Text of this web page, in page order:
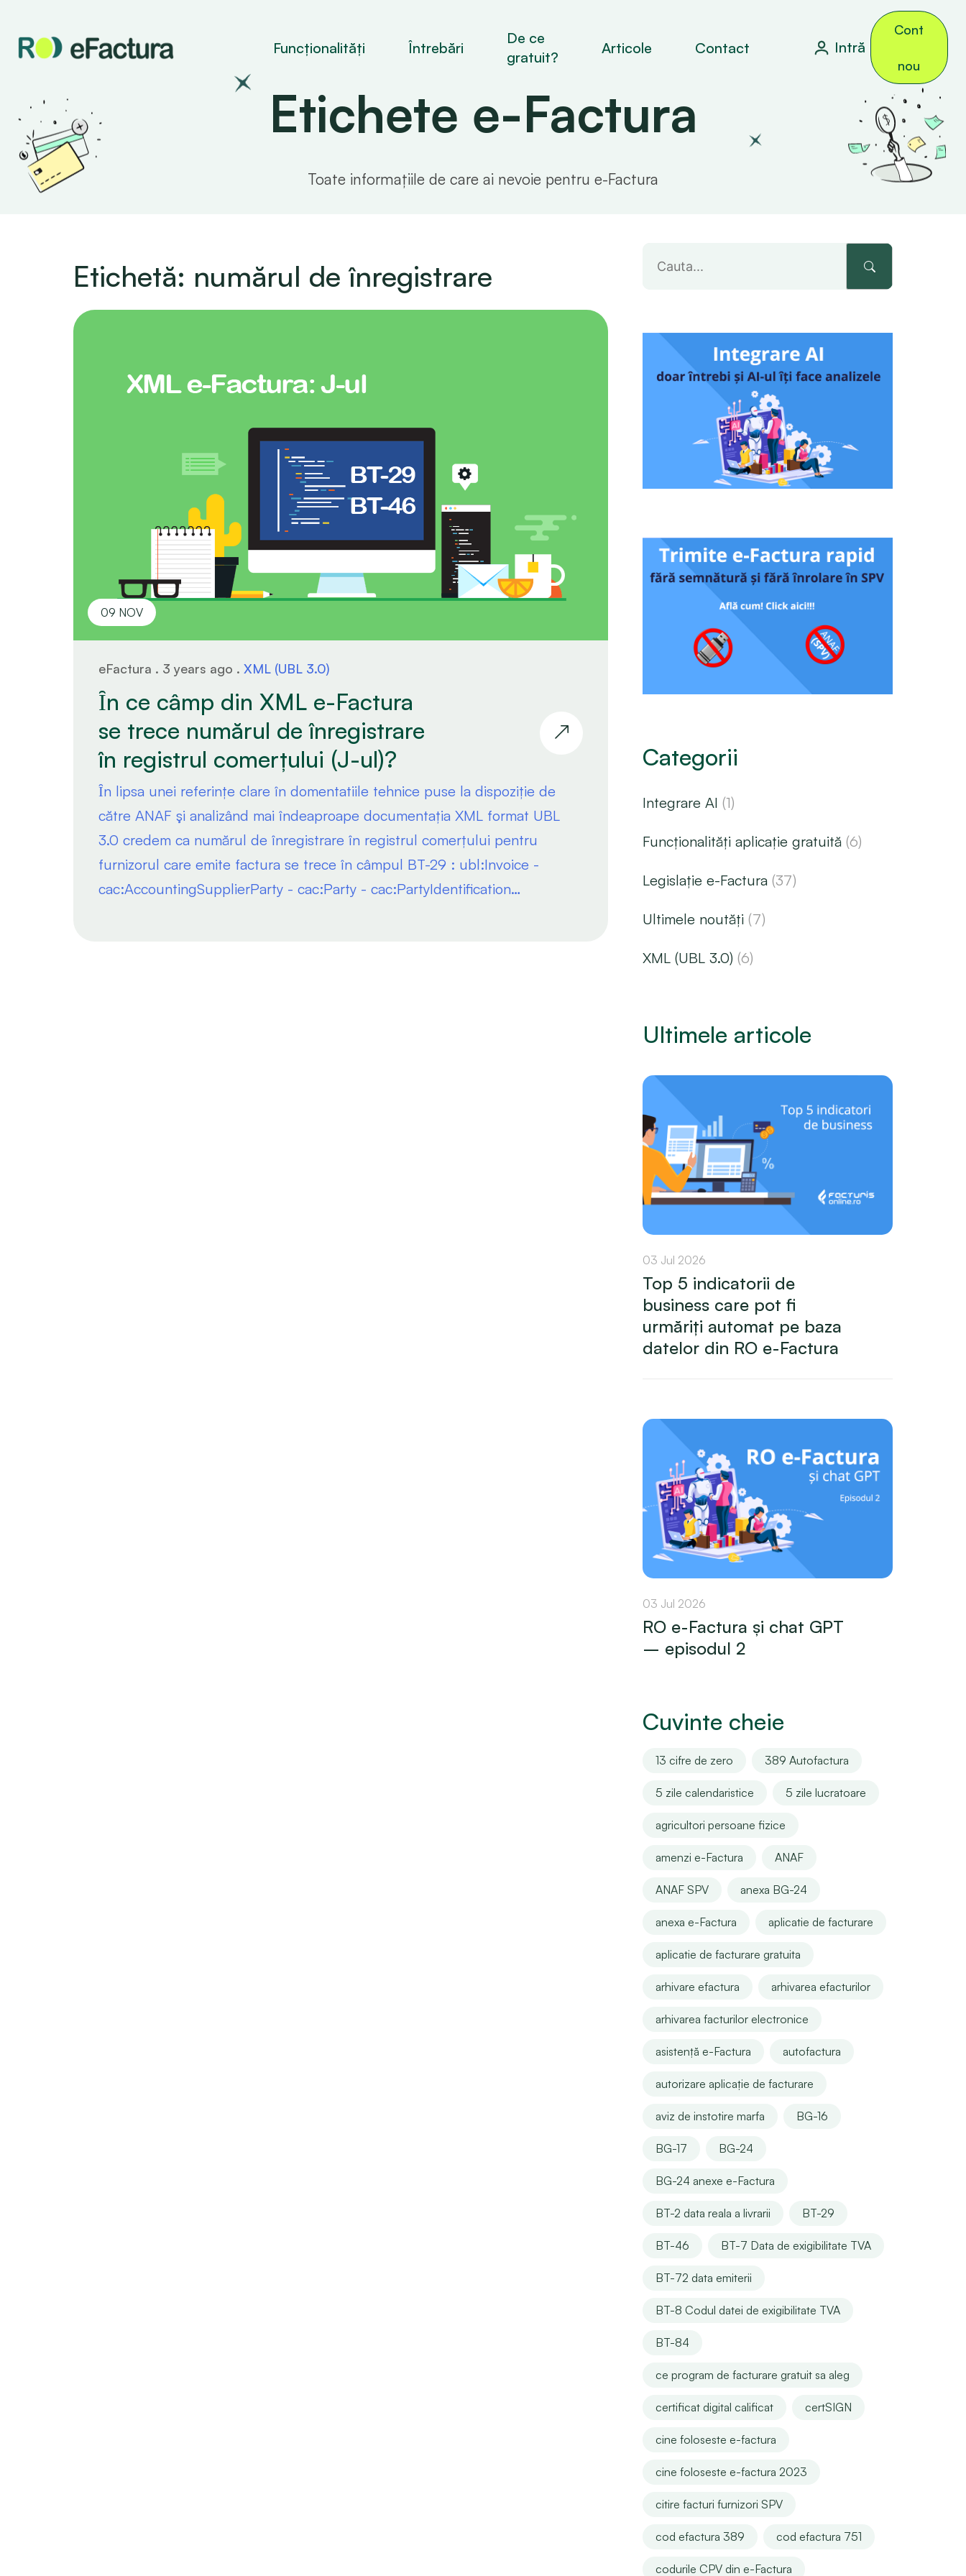
Intră
Cont
nou
Funcționalități Întrebări
De ce
gratuit?
Articole Contact
Etichete e-Factura
Toate informațiile de care ai nevoie pentru e-Factura
Etichetă: numărul de înregistrare
09 NOV
eFactura . 3 years ago . XML (UBL 3.0)
Ȋn ce câmp din XML e-Factura
se trece numărul de înregistrare
în registrul comerțului (J-ul)?
Ȋn lipsa unei referințe clare în domentatiile tehnice puse la dispoziție de
către ANAF şi analizând mai îndeaproape documentația XML format UBL
3.0 credem ca numărul de înregistrare în registrul comerțului pentru
furnizorul care emite factura se trece în câmpul BT-29 : ubl:Invoice -
cac:AccountingSupplierParty - cac:Party - cac:PartyIdentification…
Categorii
Integrare AI (1)
Funcționalități aplicație gratuită (6)
Legislație e-Factura (37)
Ultimele noutăți (7)
XML (UBL 3.0) (6)
Ultimele articole
03 Jul 2026
Top 5 indicatorii de
business care pot fi
urmăriți automat pe baza
datelor din RO e-Factura
03 Jul 2026
RO e-Factura și chat GPT
– episodul 2
Cuvinte cheie
13 cifre de zero 389 Autofactura
5 zile calendaristice 5 zile lucratoare
agricultori persoane fizice
amenzi e-Factura ANAF
ANAF SPV anexa BG-24
anexa e-Factura aplicatie de facturare
aplicatie de facturare gratuita
arhivare efactura arhivarea efacturilor
arhivarea facturilor electronice
asistență e-Factura autofactura
autorizare aplicație de facturare
aviz de instotire marfa BG-16
BG-17 BG-24
BG-24 anexe e-Factura
BT-2 data reala a livrarii BT-29
BT-46 BT-7 Data de exigibilitate TVA
BT-72 data emiterii
BT-8 Codul datei de exigibilitate TVA
BT-84
ce program de facturare gratuit sa aleg
certificat digital calificat certSIGN
cine foloseste e-factura
cine foloseste e-factura 2023
citire facturi furnizori SPV
cod efactura 389 cod efactura 751
codurile CPV din e-Factura